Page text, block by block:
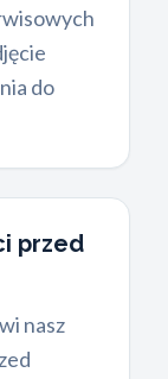
do
przed
nasz